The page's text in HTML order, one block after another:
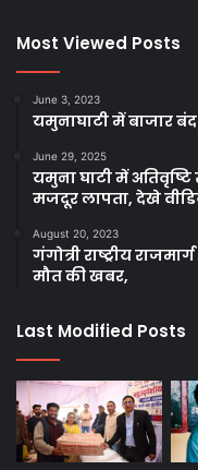
Most Viewed Posts
June 3, 2023
यमुनाघाटी में बाजार
June 29, 2025
यमुना घाटी में
मजदूर लापता, देखे
August 20, 2023
गंगोत्री राष्ट्रीय
मौत की खबर,
Last Modified Posts